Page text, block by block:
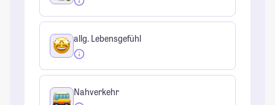
allg. Lebensgefühl
Nahverkehr